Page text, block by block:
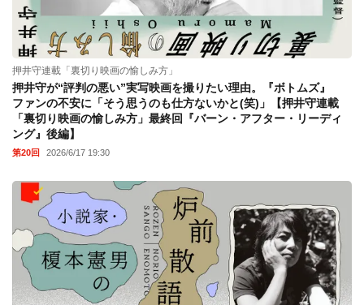
押井守連載「裏切り映画の愉しみ方」
押井守が“評判の悪い”実写映画を撮りたい理由。『ボトムズ』
ファンの不安に「そう思うのも仕方ないかと(笑)」【押井守連載
「裏切り映画の愉しみ方」最終回『バーン・アフター・リーディ
ング』後編】
第20回 2026/6/17 19:30